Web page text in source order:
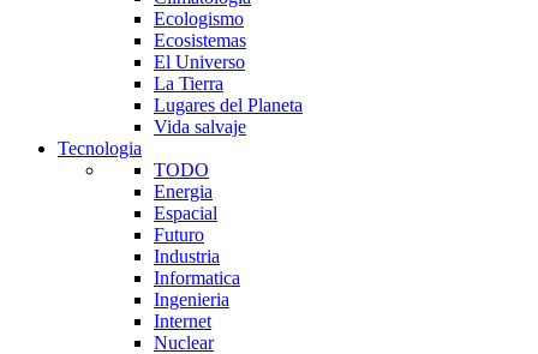
Ecologismo
Ecosistemas
El Universo
La Tierra
Lugares del Planeta
Vida salvaje
Tecnologia
TODO
Energia
Espacial
Futuro
Industria
Informatica
Ingenieria
Internet
Nuclear